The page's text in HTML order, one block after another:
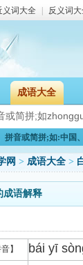
义词大全 反义词
成语大全
音或简拼;如:中国
网 > 成语大全 >
成语解释
】 bái yī